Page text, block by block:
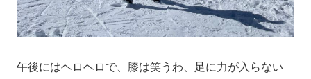
午後にはヘロヘロで、膝は笑うわ、足に力が入らない